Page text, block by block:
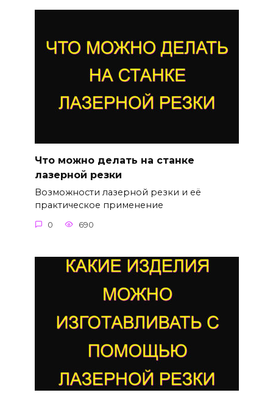
Что можно делать на станке
лазерной резки
Возможности лазерной резки и её
практическое применение
0 690